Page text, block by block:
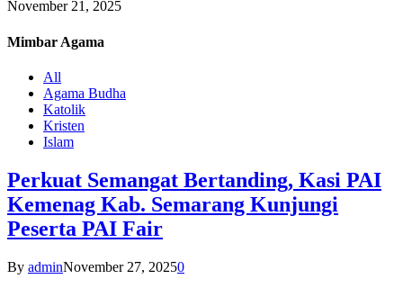
November 21, 2025
Mimbar Agama
All
Agama Budha
Katolik
Kristen
Islam
Perkuat Semangat Bertanding, Kasi PAI
Kemenag Kab. Semarang Kunjungi
Peserta PAI Fair
By adminNovember 27, 20250